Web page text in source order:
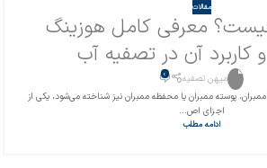
مقالات
معرفی کامل هوزینگ
کاربرد آن در تصفیه آب
میهن تصفیه 0
پوسته ممبران یا محفظه ممبران نیز شناخته می‌شود، یکی از
اجزای اص...
ادامه مطلب